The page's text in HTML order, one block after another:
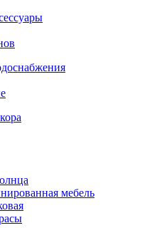
мебель